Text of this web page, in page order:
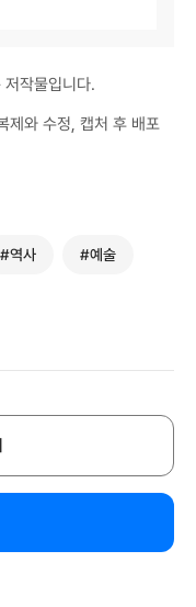
작물입니다.
제와 수정, 캡처 후 배포
#역사 #예술